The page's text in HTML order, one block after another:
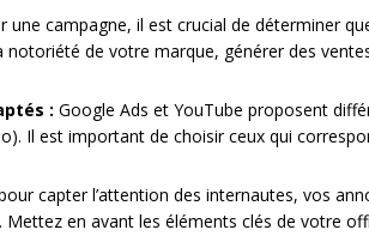
une campagne, il est crucial de déterminer
notoriété de votre marque, générer des
: Google Ads et YouTube proposent
Il est important de choisir ceux qui
capter l’attention des internautes, vos
en avant les éléments clés de votre